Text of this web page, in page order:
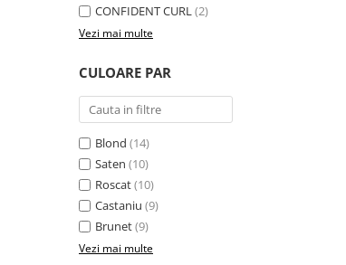
CONFIDENT CURL(2)
Vezi mai multe
CULOARE PAR
Blond (14)
Saten (10)
Roscat(10)
Castaniu (9)
Brunet(9)
Vezi mai multe